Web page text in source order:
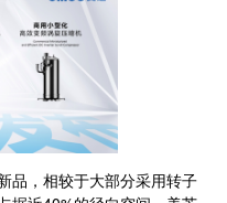
，相较于大部分采用转子